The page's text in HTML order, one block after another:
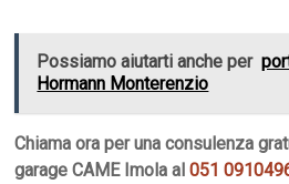
Possiamo aiutarti anche per
Hormann Monterenzio
Chiama ora per una consulenza
garage CAME Imola al051